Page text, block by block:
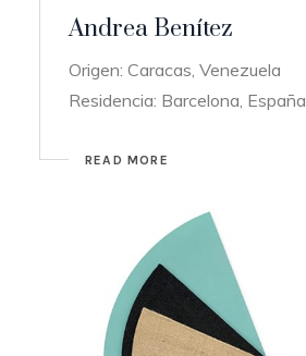
Andrea Benítez
Origen: Caracas, Venezuela
Residencia: Barcelona, España
READ MORE